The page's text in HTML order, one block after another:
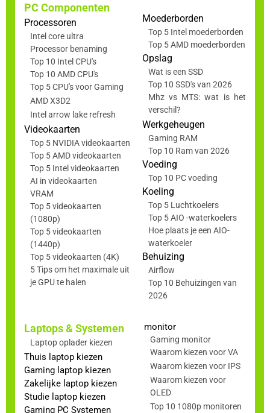
PC Componenten
Processoren
Intel core ultra
Processor benaming
Top 10 Intel CPU's
Top 10 AMD CPU's
Top 5 CPU's voor Gaming
AMD X3D2
Intel arrow lake refresh
Videokaarten
Top 5 NVIDIA videokaarten
Top 5 AMD videokaarten
Top 5 Intel videokaarten
AI in videokaarten
VRAM
Top 5 videokaarten
(1080p)
Top 5 videokaarten
(1440p)
Top 5 videokaarten (4K)
5 Tips om het maximale uit
je GPU te halen
Moederborden
Top 5 Intel moederborden
Top 5 AMD moederborden
Opslag
Wat is een SSD
Top 10 SSD's van 2026
Mhz vs MTS: wat is het
verschil?
Werkgeheugen
Gaming RAM
Top 10 Ram van 2026
Voeding
Top 10 PC voeding
Koeling
Top 5 Luchtkoelers
Top 5 AIO -waterkoelers
Hoe plaats je een AIO-
waterkoeler
Behuizing
Airflow
Top 10 Behuizingen van
2026
Laptops & Systemen
Laptop oplader kiezen
Thuis laptop kiezen
Gaming laptop kiezen
Zakelijke laptop kiezen
Studie laptop kiezen
Gaming PC Systemen
monitor
Gaming monitor
Waarom kiezen voor VA
Waarom kiezen voor IPS
Waarom kiezen voor
OLED
Top 10 1080p monitoren